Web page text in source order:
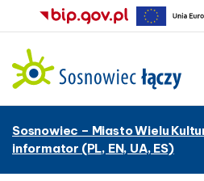
Sosnowiec – Miasto Wielu Kultur – praktyczny
informator (PL, EN, UA, ES)